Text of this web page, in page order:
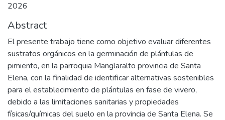
2026
Abstract
El presente trabajo tiene como objetivo evaluar diferentes
sustratos orgánicos en la germinación de plántulas de
pimiento, en la parroquia Manglaralto provincia de Santa
Elena, con la finalidad de identificar alternativas sostenibles
para el establecimiento de plántulas en fase de vivero,
debido a las limitaciones sanitarias y propiedades
físicas/químicas del suelo en la provincia de Santa Elena. Se